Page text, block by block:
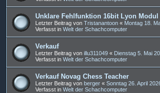
Unklare Fehlfunktion 16bit Lyon Modul
Letzter Beitrag von Tristanantoon « Montag 18.
Verfasst in Welt der Schachcomputer
Verkauf
Letzter Beitrag von illu311049 « Dienstag 5. Mai
Verfasst in Welt der Schachcomputer
Verkauf Novag Chess Teacher
Letzter Beitrag von berger « Sonntag 26. April
Verfasst in Welt der Schachcomputer